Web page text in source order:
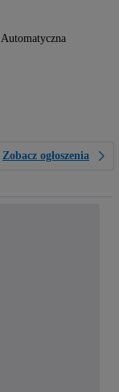
Automatyczna
Zobacz ogłoszenia